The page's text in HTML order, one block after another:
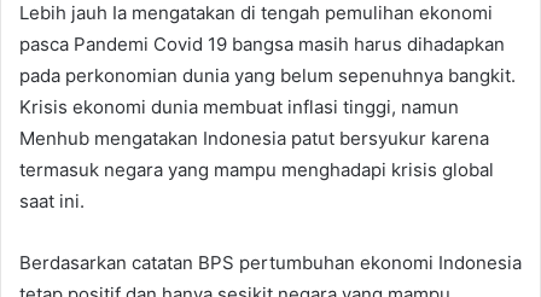
Lebih jauh Ia mengatakan di tengah pemulihan ekonomi
pasca Pandemi Covid 19 bangsa masih harus dihadapkan
pada perkonomian dunia yang belum sepenuhnya bangkit.
Krisis ekonomi dunia membuat inflasi tinggi, namun
Menhub mengatakan Indonesia patut bersyukur karena
termasuk negara yang mampu menghadapi krisis global
saat ini.
Berdasarkan catatan BPS pertumbuhan ekonomi Indonesia